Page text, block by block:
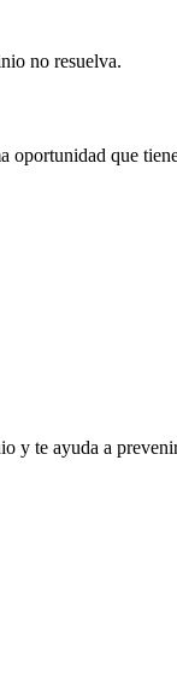
no resuelva.
oportunidad que
y te ayuda a